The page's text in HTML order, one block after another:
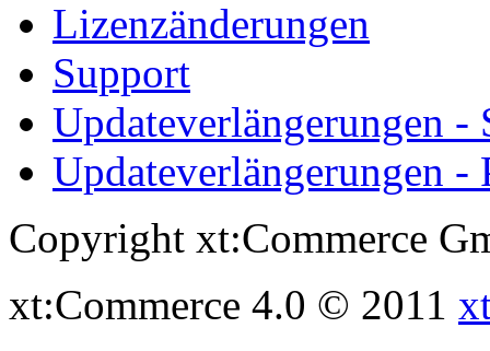
Lizenzänderungen
Support
Updateverlängerungen -
Updateverlängerungen -
Copyright xt:Commerce
xt:Commerce 4.0 © 2011